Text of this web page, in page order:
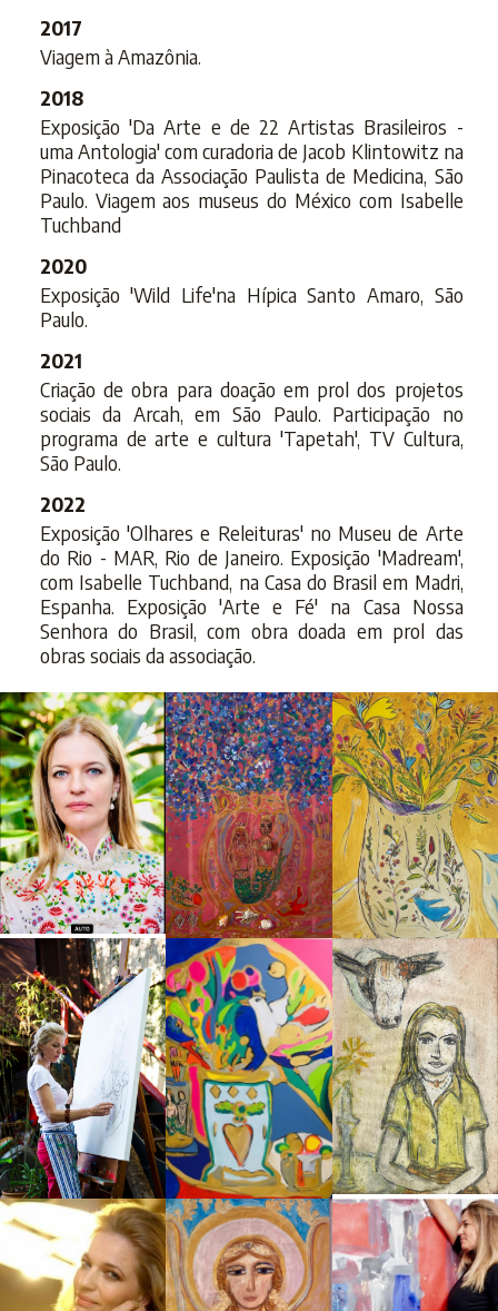
2017
Viagem à Amazônia.
2018
Exposição 'Da Arte e de 22 Artistas Brasileiros -
uma Antologia' com curadoria de Jacob Klintowitz na
Pinacoteca da Associação Paulista de Medicina, São
Paulo. Viagem aos museus do México com Isabelle
Tuchband
2020
Exposição 'Wild Life'na Hípica Santo Amaro, São
Paulo.
2021
Criação de obra para doação em prol dos projetos
sociais da Arcah, em São Paulo. Participação no
programa de arte e cultura 'Tapetah', TV Cultura,
São Paulo.
2022
Exposição 'Olhares e Releituras' no Museu de Arte
do Rio - MAR, Rio de Janeiro. Exposição 'Madream',
com Isabelle Tuchband, na Casa do Brasil em Madri,
Espanha. Exposição 'Arte e Fé' na Casa Nossa
Senhora do Brasil, com obra doada em prol das
obras sociais da associação.